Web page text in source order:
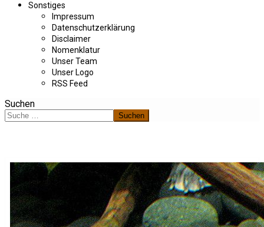
Sonstiges
Impressum
Datenschutzerklärung
Disclaimer
Nomenklatur
Unser Team
Unser Logo
RSS Feed
Suchen
Suchen